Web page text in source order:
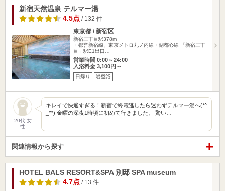
新宿天然温泉 テルマー湯
4.5点 / 132 件
東京都 / 新宿区
新宿三丁目駅378m
・都営新宿線、東京メトロ丸ノ内線・副都心線 「新宿三丁
目」駅E1出口…
営業時間 0:00～24:00
入浴料金 3,100円～
日帰り 岩盤浴
20代 女
性
キレイで快適すぎる！新宿で終電逃したら迷わずテルマー湯へ(*^
_^*) 金曜の深夜1時頃に初めて行きました。 驚い…
関連情報から探す
HOTEL BALS RESORT&SPA 別邸 SPA museum
4.7点 / 13 件